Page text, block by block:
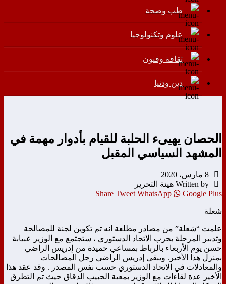
طب وصحة
علوم وتكنولوجيا
ثقافة وفنون
دين ودنيا
الحصان يهيىء الحلبة للقيام بأدوار مهمة في
المشهد السياسي المقبل
8 مارس، 2020
Written by هيئة التحرير
Share Tweet WhatsApp Google Plus
شعلة
علمت “شعلة” من مصادر مطلعة انه تم تكوين لجنة للمصالحة
وتدبير المرحلة بحزب الاتحاد الدستوري ، ستجتمع مع الوزير عبيابة
حسن يوم الأربعاء بالرباط بمساعي حميدة من إدريس الراضي
بمنزل هذا الأخير. ويبقى إدريس الراضي رجل المصالحات
والمعادلات في الاتحاد الدستوري حسب نفس المصدر . وقد عقد هذا
الأخير عدة لقاءات مع الوزير بمعية الحبيب الدقاق حيث تم التطرق